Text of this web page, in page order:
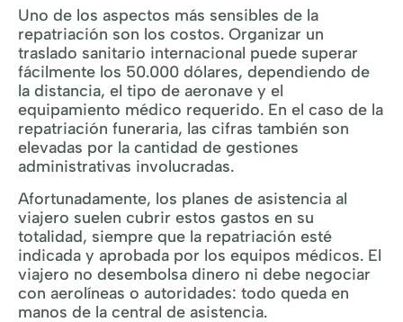
Uno de los aspectos más sensibles de la
repatriación son los costos. Organizar un
traslado sanitario internacional puede superar
fácilmente los 50.000 dólares, dependiendo de
la distancia, el tipo de aeronave y el
equipamiento médico requerido. En el caso de la
repatriación funeraria, las cifras también son
elevadas por la cantidad de gestiones
administrativas involucradas.
Afortunadamente, los planes de asistencia al
viajero suelen cubrir estos gastos en su
totalidad, siempre que la repatriación esté
indicada y aprobada por los equipos médicos. El
viajero no desembolsa dinero ni debe negociar
con aerolíneas o autoridades: todo queda en
manos de la central de asistencia.